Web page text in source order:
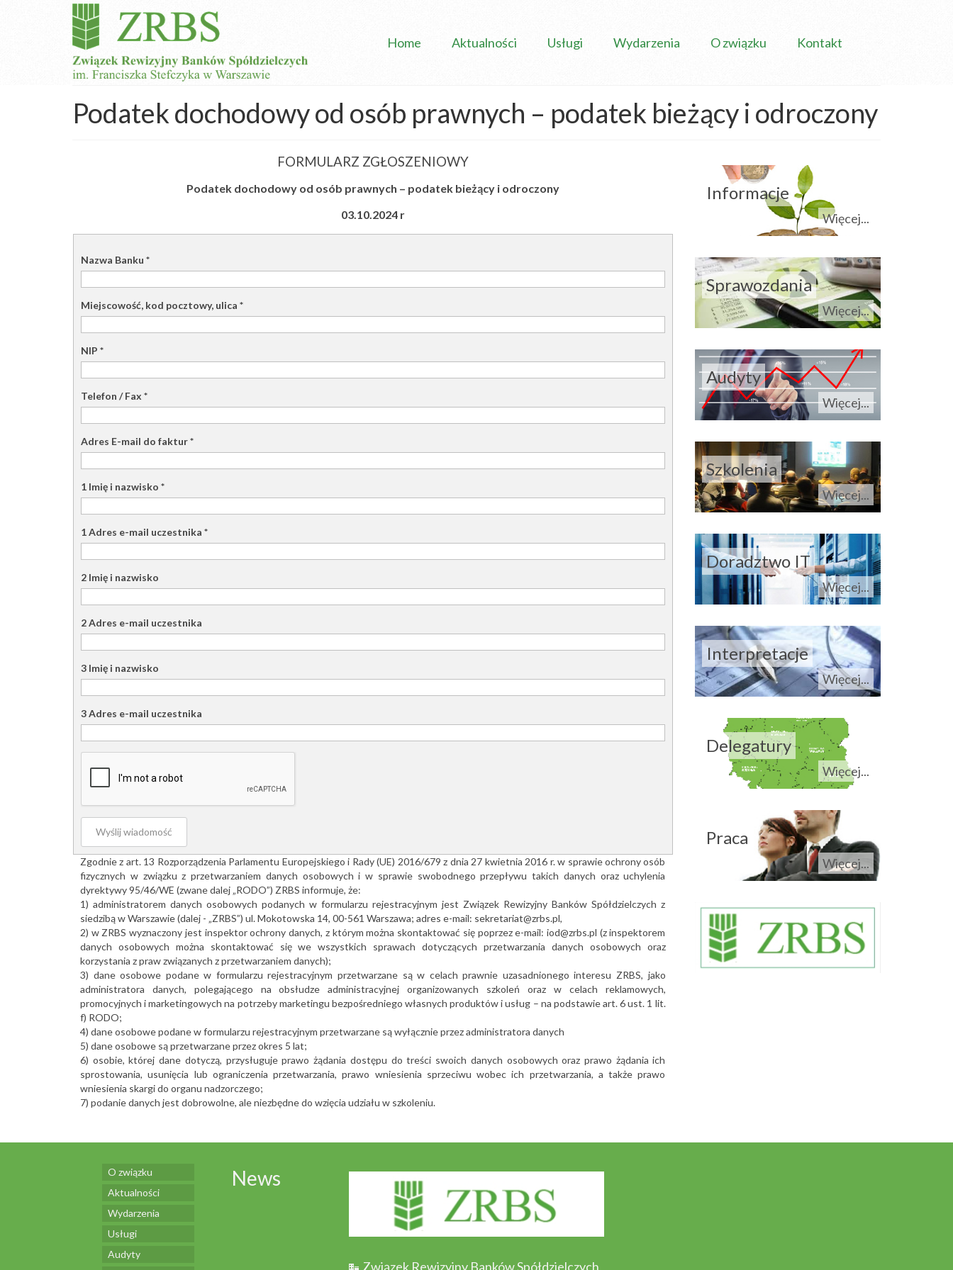
Home Aktualności Usługi Wydarzenia O związku Kontakt
Podatek dochodowy od osób prawnych – podatek bieżący i odroczony
FORMULARZ ZGŁOSZENIOWY
Podatek dochodowy od osób prawnych – podatek bieżący i odroczony
03.10.2024 r
Nazwa Banku *
Miejscowość, kod pocztowy, ulica *
NIP *
Telefon / Fax *
Adres E-mail do faktur*
1 Imię i nazwisko *
1 Adres e-mail uczestnika *
2 Imię i nazwisko
2 Adres e-mail uczestnika
3 Imię i nazwisko
3 Adres e-mail uczestnika
Wyślij wiadomość
Zgodnie z art. 13 Rozporządzenia Parlamentu Europejskiego i Rady (UE) 2016/679 z dnia 27 kwietnia 2016 r. w sprawie ochrony osób
fizycznych w związku z przetwarzaniem danych osobowych i w sprawie swobodnego przepływu takich danych oraz uchylenia
dyrektywy 95/46/WE (zwane dalej „RODO”) ZRBS informuje, że:
1) administratorem danych osobowych podanych w formularzu rejestracyjnym jest Związek Rewizyjny Banków Spółdzielczych z
siedzibą w Warszawie (dalej - „ZRBS”) ul. Mokotowska 14, 00-561 Warszawa; adres e-mail: sekretariat@zrbs.pl,
2) w ZRBS wyznaczony jest inspektor ochrony danych, z którym można skontaktować się poprzez e-mail: iod@zrbs.pl (z inspektorem
danych osobowych można skontaktować się we wszystkich sprawach dotyczących przetwarzania danych osobowych oraz
korzystania z praw związanych z przetwarzaniem danych);
3) dane osobowe podane w formularzu rejestracyjnym przetwarzane są w celach prawnie uzasadnionego interesu ZRBS, jako
administratora danych, polegającego na obsłudze administracyjnej organizowanych szkoleń oraz w celach reklamowych,
promocyjnych i marketingowych na potrzeby marketingu bezpośredniego własnych produktów i usług – na podstawie art. 6 ust. 1 lit.
f) RODO;
4) dane osobowe podane w formularzu rejestracyjnym przetwarzane są wyłącznie przez administratora danych
5) dane osobowe są przetwarzane przez okres 5 lat;
6) osobie, której dane dotyczą, przysługuje prawo żądania dostępu do treści swoich danych osobowych oraz prawo żądania ich
sprostowania, usunięcia lub ograniczenia przetwarzania, prawo wniesienia sprzeciwu wobec ich przetwarzania, a także prawo
wniesienia skargi do organu nadzorczego;
7) podanie danych jest dobrowolne, ale niezbędne do wzięcia udziału w szkoleniu.
Informacje
Więcej...
Sprawozdania
Więcej...
Audyty
Więcej...
Szkolenia
Więcej...
Doradztwo IT
Więcej...
Interpretacje
Więcej...
Delegatury
Więcej...
Praca
Więcej...
O związku
Aktualności
Wydarzenia
Usługi
Audyty
News
Związek Rewizyjny Banków Spółdzielczych